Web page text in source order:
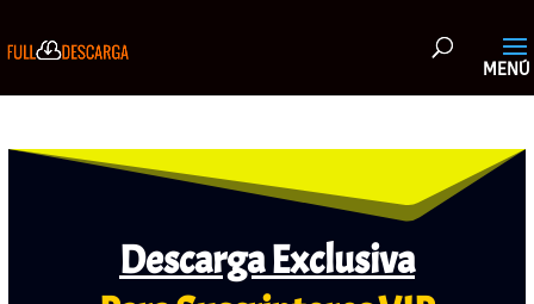
Descarga Exclusiva